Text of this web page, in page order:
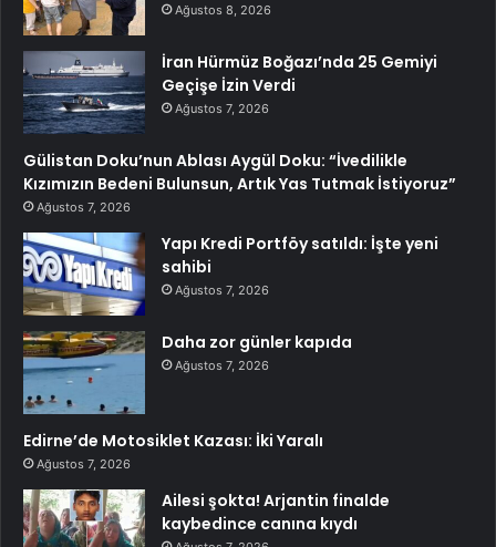
Ağustos 8, 2026
İran Hürmüz Boğazı’nda 25 Gemiyi
Geçişe İzin Verdi
Ağustos 7, 2026
Gülistan Doku’nun Ablası Aygül Doku: “İvedilikle
Kızımızın Bedeni Bulunsun, Artık Yas Tutmak İstiyoruz”
Ağustos 7, 2026
Yapı Kredi Portföy satıldı: İşte yeni
sahibi
Ağustos 7, 2026
Daha zor günler kapıda
Ağustos 7, 2026
Edirne’de Motosiklet Kazası: İki Yaralı
Ağustos 7, 2026
Ailesi şokta! Arjantin finalde
kaybedince canına kıydı